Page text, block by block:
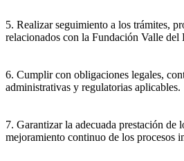
5. Realizar seguimiento a los trámites,
relacionados con la Fundación Valle del
6. Cumplir con obligaciones legales,
administrativas y regulatorias aplicables.
7. Garantizar la adecuada prestación de
mejoramiento continuo de los procesos